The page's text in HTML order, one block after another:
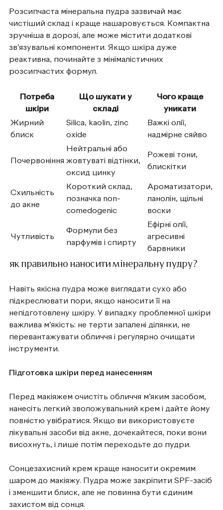
Розсипчаста мінеральна пудра зазвичай має
чистіший склад і краще нашаровується. Компактна
зручніша в дорозі, але може містити додаткові
зв’язувальні компоненти. Якщо шкіра дуже
реактивна, починайте з мінімалістичних
розсипчастих формул.
Потреба
шкіри
Що шукати у
складі
Чого краще
уникати
Жирний
блиск
Silica, kaolin, zinc
oxide
Важкі олії,
надмірне сяйво
Почервоніння
Нейтральні або
жовтуваті відтінки,
оксид цинку
Рожеві тони,
блискітки
Схильність
до акне
Короткий склад,
позначка non-
comedogenic
Ароматизатори,
ланолін, щільні
воски
Чутливість
Формули без
парфумів і спирту
Ефірні олії,
агресивні
барвники
як правильно наносити мінеральну пудру?
Навіть якісна пудра може виглядати сухо або
підкреслювати пори, якщо наносити її на
непідготовлену шкіру. У випадку проблемної шкіри
важлива м’якість: не терти запалені ділянки, не
перевантажувати обличчя і регулярно очищати
інструменти.
Підготовка шкіри перед нанесенням
Перед макіяжем очистіть обличчя м’яким засобом,
нанесіть легкий зволожувальний крем і дайте йому
повністю увібратися. Якщо ви використовуєте
лікувальні засоби від акне, дочекайтеся, поки вони
висохнуть, і лише потім переходьте до пудри.
Сонцезахисний крем краще наносити окремим
шаром до макіяжу. Пудра може закріпити SPF-засіб
і зменшити блиск, але не повинна бути єдиним
захистом від сонця.